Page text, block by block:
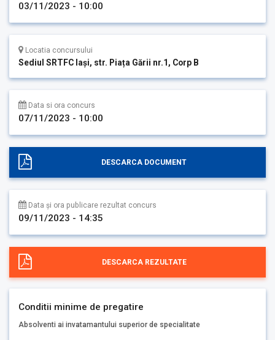
03/11/2023 - 10:00
Locatia concursului
Sediul SRTFC Iași, str. Piața Gării nr.1, Corp B
Data si ora concurs
07/11/2023 - 10:00
DESCARCA DOCUMENT
Data și ora publicare rezultat concurs
09/11/2023 - 14:35
DESCARCA REZULTATE
Conditii minime de pregatire
Absolventi ai invatamantului superior de specialitate